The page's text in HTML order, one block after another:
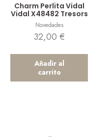
Charm Perlita Vidal
Vidal X48482 Tresors
Novedades
32,00 €
Añadir al
carrito